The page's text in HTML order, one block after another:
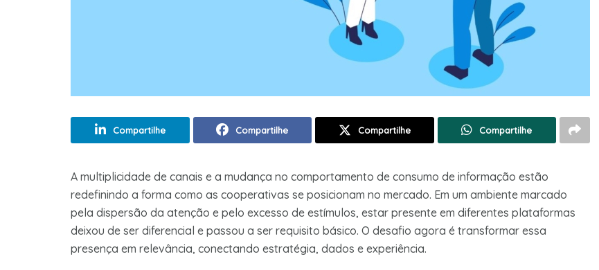
Compartilhe Compartilhe Compartilhe Compartilhe
A multiplicidade de canais e a mudança no comportamento de consumo de informação estão
redefinindo a forma como as cooperativas se posicionam no mercado. Em um ambiente marcado
pela dispersão da atenção e pelo excesso de estímulos, estar presente em diferentes plataformas
deixou de ser diferencial e passou a ser requisito básico. O desafio agora é transformar essa
presença em relevância, conectando estratégia, dados e experiência.